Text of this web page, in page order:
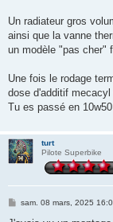
Un radiateur gros
ainsi que la vanne
un modèle "pas cher"
Une fois le rodage
dose d'additif
Tu es passé en
turt
Pilote Superbike
Msam. 08 mars, 2025